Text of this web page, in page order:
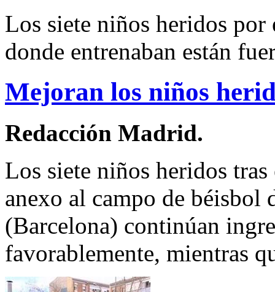
Los siete niños heridos
donde entrenaban están
Mejoran los niños
Redacción Madrid.
Los siete niños heridos
anexo al campo de béisbol
(Barcelona) continúan
favorablemente, mientras